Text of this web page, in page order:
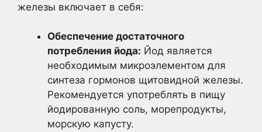
железы включает в себя:
Обеспечение достаточного
потребления йода: Йод является
необходимым микроэлементом для
синтеза гормонов щитовидной железы.
Рекомендуется употреблять в пищу
йодированную соль, морепродукты,
морскую капусту.